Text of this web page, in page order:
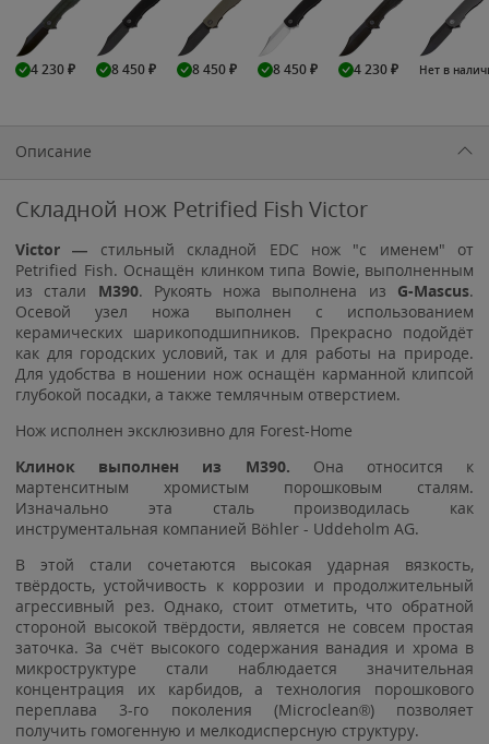
4 230₽ 8 450₽ 8 450₽ 8 450₽ 4 230₽ Нет в
Описание
Складной нож Petrified Fish Victor
Victor — стильный складной EDC нож "с именем" от
Petrified Fish. Оснащён клинком типа Bowie, выполненным
из стали M390. Рукоять ножа выполнена из G-Mascus.
Осевой узел ножа выполнен с использованием
керамических шарикоподшипников. Прекрасно подойдёт
как для городских условий, так и для работы на природе.
Для удобства в ношении нож оснащён карманной клипсой
глубокой посадки, а также темлячным отверстием.
Нож исполнен эксклюзивно для Forest-Home
Клинок выполнен из M390. Она относится к
мартенситным хромистым порошковым сталям.
Изначально эта сталь производилась как
инструментальная компанией Böhler - Uddeholm AG.
В этой стали сочетаются высокая ударная вязкость,
твёрдость, устойчивость к коррозии и продолжительный
агрессивный рез. Однако, стоит отметить, что обратной
стороной высокой твёрдости, является не совсем простая
заточка. За счёт высокого содержания ванадия и хрома в
микроструктуре стали наблюдается значительная
концентрация их карбидов, а технология порошкового
переплава 3-го поколения (Microclean®) позволяет
получить гомогенную и мелкодисперсную структуру.